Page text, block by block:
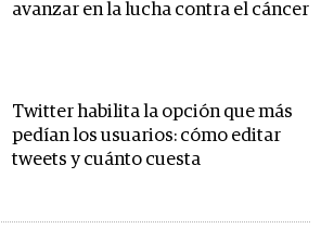
avanzar en la lucha contra el cáncer
Twitter habilita la opción que más
pedían los usuarios: cómo editar
tweets y cuánto cuesta